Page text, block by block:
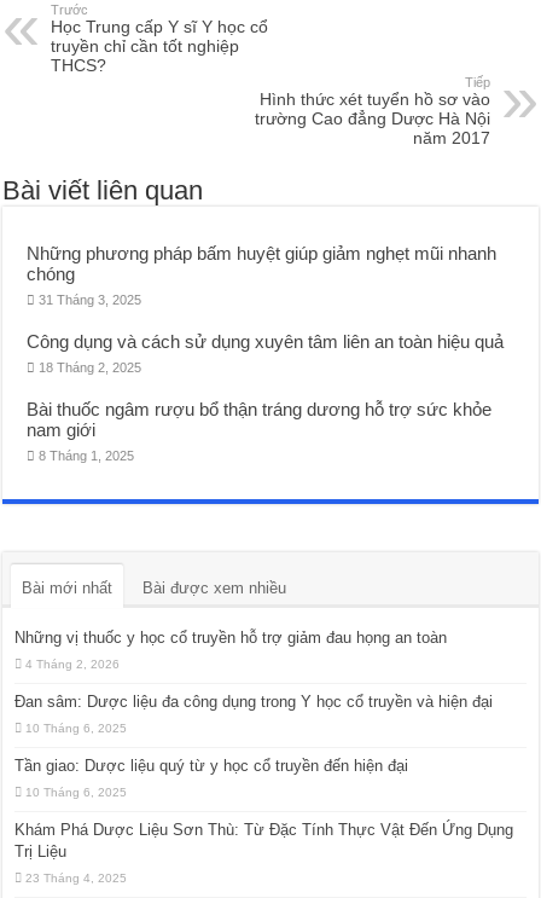
Trước
Học Trung cấp Y sĩ Y học cổ
truyền chỉ cần tốt nghiệp
THCS?
Tiếp
Hình thức xét tuyển hồ sơ vào
trường Cao đẳng Dược Hà Nội
năm 2017
Bài viết liên quan
Những phương pháp bấm huyệt giúp giảm nghẹt mũi nhanh
chóng
31 Tháng 3, 2025
Công dụng và cách sử dụng xuyên tâm liên an toàn hiệu quả
18 Tháng 2, 2025
Bài thuốc ngâm rượu bổ thận tráng dương hỗ trợ sức khỏe
nam giới
8 Tháng 1, 2025
Bài mới nhất Bài được xem nhiều
Những vị thuốc y học cổ truyền hỗ trợ giảm đau họng an toàn
4 Tháng 2, 2026
Đan sâm: Dược liệu đa công dụng trong Y học cổ truyền và hiện đại
10 Tháng 6, 2025
Tần giao: Dược liệu quý từ y học cổ truyền đến hiện đại
10 Tháng 6, 2025
Khám Phá Dược Liệu Sơn Thù: Từ Đặc Tính Thực Vật Đến Ứng Dụng
Trị Liệu
23 Tháng 4, 2025